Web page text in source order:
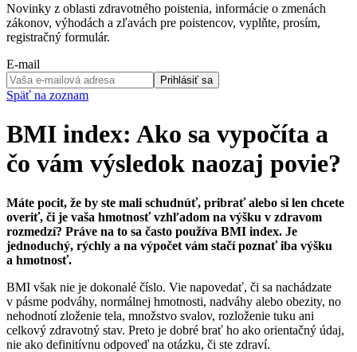
Novinky z oblasti zdravotného poistenia, informácie o zmenách
zákonov, výhodách a zľavách pre poistencov, vyplňte, prosím,
registračný formulár.
E-mail
Prihlásiť sa
Späť na zoznam
BMI index: Ako sa vypočíta a
čo vám výsledok naozaj povie?
Máte pocit, že by ste mali schudnúť, pribrať alebo si len chcete
overiť, či je vaša hmotnosť vzhľadom na výšku v zdravom
rozmedzí? Práve na to sa často používa BMI index. Je
jednoduchý, rýchly a na výpočet vám stačí poznať iba výšku
a hmotnosť.
BMI však nie je dokonalé číslo. Vie napovedať, či sa nachádzate
v pásme podváhy, normálnej hmotnosti, nadváhy alebo obezity, no
nehodnotí zloženie tela, množstvo svalov, rozloženie tuku ani
celkový zdravotný stav. Preto je dobré brať ho ako orientačný údaj,
nie ako definitívnu odpoveď na otázku, či ste zdraví.